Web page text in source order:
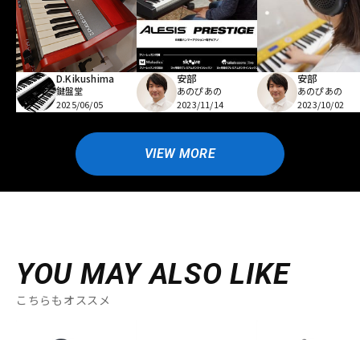
D.Kikushima
鍵盤堂
2025/06/05
安部
あのぴあの
2023/11/14
安部
あのぴあの
2023/10/02
VIEW MORE
YOU MAY ALSO LIKE
こちらもオススメ